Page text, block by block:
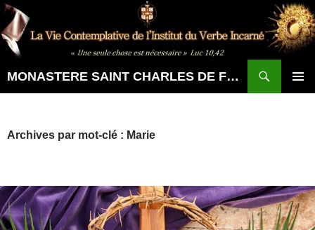
Aller
au
contenu
MONASTERE SAINT CHARLES DE FOUCAULD
Archives par mot-clé : Marie